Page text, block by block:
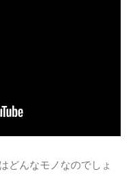
どんなモノなのでしょ